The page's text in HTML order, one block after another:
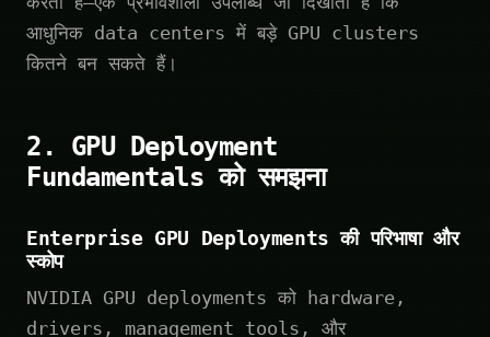
आधुनिक data centers में बड़े GPU clusters
कितने बन सकते हैं।
2. GPU Deployment
Fundamentals को समझना
Enterprise GPU Deployments की परिभाषा और
स्कोप
NVIDIA GPU deployments को hardware,
drivers, management tools, और